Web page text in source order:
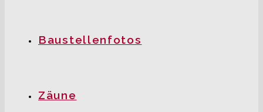
Baustellenfotos
Zäune